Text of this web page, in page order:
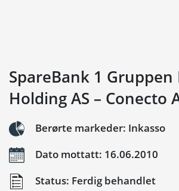
SpareBank 1 Gruppen
Holding AS – Conecto
Berørte markeder: Inkasso
Dato mottatt: 16.06.2010
Status: Ferdig behandlet